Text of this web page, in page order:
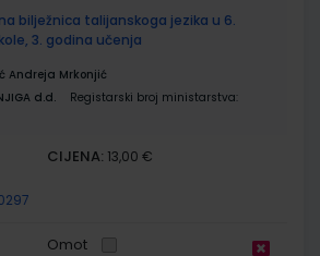
bilježnica talijanskoga jezika u 6.
3. godina učenja
Andreja Mrkonjić
d.d.
Registarski broj ministarstva:
CIJENA: 13,00 €
Omot